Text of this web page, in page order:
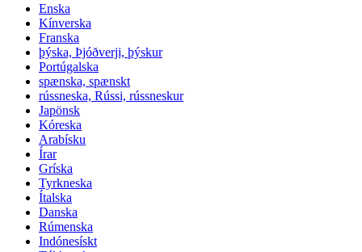
Enska
Kínverska
Franska
þýska, Þjóðverji, þýskur
Portúgalska
spænska, spænskt
rússneska, Rússi, rússneskur
Japönsk
Kóreska
Arabísku
Írar
Gríska
Tyrkneska
Ítalska
Danska
Rúmenska
Indónesískt